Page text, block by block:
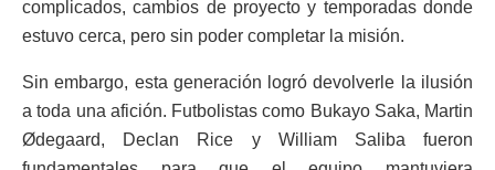
complicados, cambios de proyecto y temporadas donde
estuvo cerca, pero sin poder completar la misión.
Sin embargo, esta generación logró devolverle la ilusión
a toda una afición. Futbolistas como Bukayo Saka, Martin
Ødegaard, Declan Rice y William Saliba fueron